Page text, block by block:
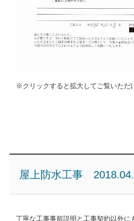
※クリックすると拡大してご覧いただ
屋上防水工事
丁寧な工事事前説明と工事契約以外に